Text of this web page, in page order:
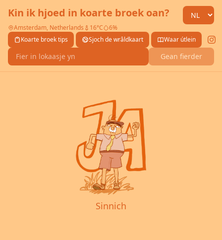
Kin ik hjoed in koarte broek oan?
Amsterdam, Netherlands 16°C
6%
Koarte broek tips
Sjoch de wrâldkaart Waar útlein
Gean fierder
Sinnich